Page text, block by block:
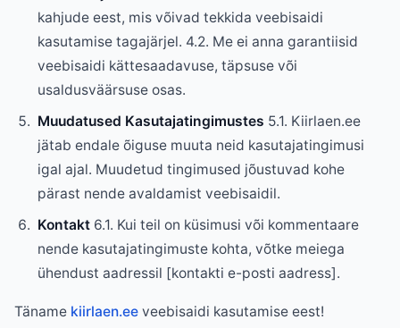
kahjude eest, mis võivad tekkida veebisaidi
kasutamise tagajärjel. 4.2. Me ei anna garantiisid
veebisaidi kättesaadavuse, täpsuse või
usaldusväärsuse osas.
Muudatused Kasutajatingimustes 5.1. Kiirlaen.ee
jätab endale õiguse muuta neid kasutajatingimusi
igal ajal. Muudetud tingimused jõustuvad kohe
pärast nende avaldamist veebisaidil.
Kontakt6.1. Kui teil on küsimusi või kommentaare
nende kasutajatingimuste kohta, võtke meiega
ühendust aadressil [kontakti e-posti aadress].
Täname kiirlaen.ee veebisaidi kasutamise eest!